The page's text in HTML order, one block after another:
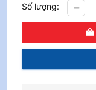
Số lượng: